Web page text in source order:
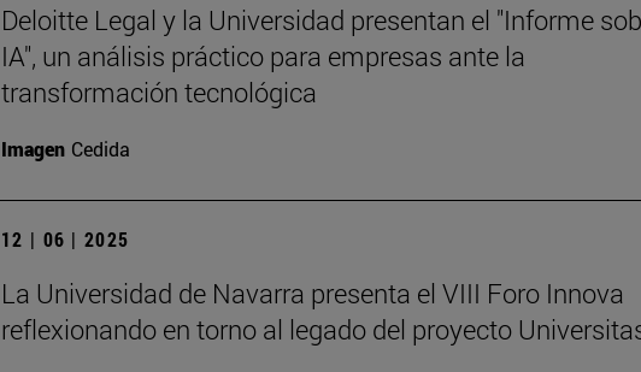
Deloitte Legal y la Universidad presentan el "Informe
IA", un análisis práctico para empresas ante la
transformación tecnológica
Imagen Cedida
12 | 06 | 2025
La Universidad de Navarra presenta el VIII Foro Innova
reflexionando en torno al legado del proyecto